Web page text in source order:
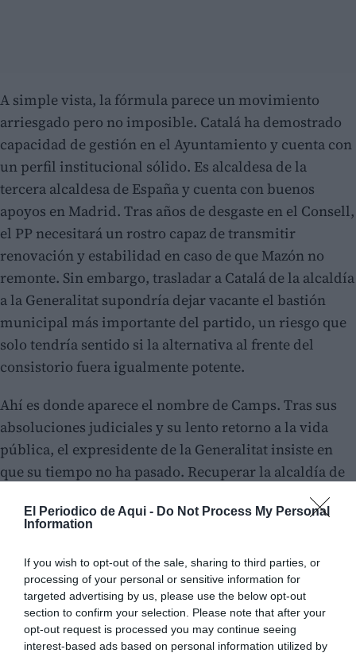
El Periodico de Aqui - Do Not Process My Personal
Information
If you wish to opt-out of the sale, sharing to third parties, or
processing of your personal or sensitive information for
targeted advertising by us, please use the below opt-out
section to confirm your selection. Please note that after your
opt-out request is processed you may continue seeing
interest-based ads based on personal information utilized by
A simple vista, la fórmula parece un movimiento
arriesgado pero no imposible. Catalá ha demostrado
capacidad de gestión en el Ayuntamiento y cuenta con
un perfil institucional sólido. Es alcaldesa de la
tercera alcaldesa de España y cuenta con buenos
apoyos en Madrid. Tras años de desgaste en el Consell,
el PP necesitará un rostro capaz de transmitir
renovación y estabilidad en caso de que Mazón no
remonte. Sin embargo, trasladar a Catalá de la alcaldía
a la Generalitat supondría dejar vacante el bastión
municipal más importante del partido, un riesgo que
solo tendría sentido si la alternativa al frente del
consistorio fuera igualmente potente.
Ahí es donde aparece el nombre de Camps. Tras sus
absoluciones judiciales y su lento retorno a la vida
pública, el expresidente de la Generalitat insiste en
que su tiempo no ha pasado. Recuperar la alcaldía de
Valencia, cargo que ya ocupó Rita Barberá durante
décadas, podría ser para él la vía de regresar al primer
sigue siendo polémica: para unos representa la etapa
dorada del PPCV, para otros un pasado del que el
partido intentó despegarse. Camps siempre puede
presentarse por un partido independiente y ser llave